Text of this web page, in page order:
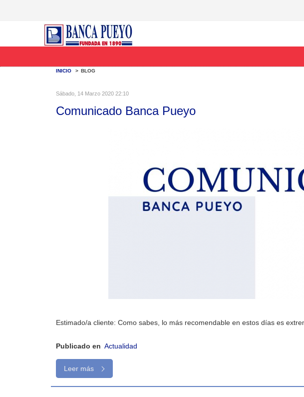
INICIO > BLOG
Sábado, 14 Marzo 2020 22:10
Comunicado Banca Pueyo
Estimado/a cliente: Como sabes, lo más recomendable en estos días es
Publicado en Actualidad
Leer más